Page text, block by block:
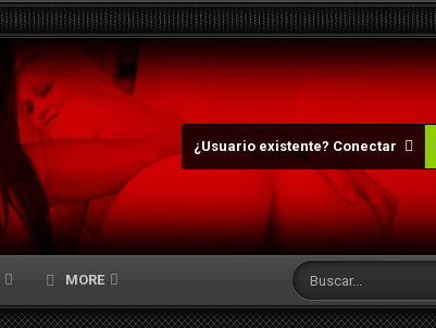
¿Usuario existente? Conectar
MORE